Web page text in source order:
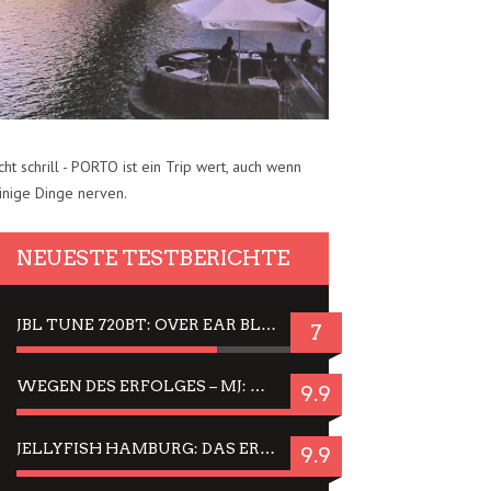
schrill - PORTO ist ein Trip wert, auch wenn
Dinge nerven.
NEUESTE TESTBERICHTE
JBL TUNE 720BT: OVER EAR BLUETOOTH KOPFHÖRER UM DIE 50,-€ IM DAUER-TEST 7
WEGEN DES ERFOLGES – MJ: MICHAEL JACKSON MUSICAL IN EINER MATINEE SEHEN 9.9
JELLYFISH HAMBURG: DAS ERFOLGREICHE SOMMER-MENÜ 2025 IN GEFÜHLEN UND BILDERN 9.9